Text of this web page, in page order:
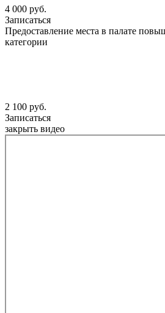
4 000 руб.
Записаться
Предоставление места в палате
категории
2 100 руб.
Записаться
закрыть видео